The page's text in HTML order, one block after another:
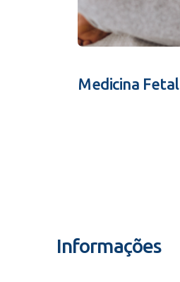
Medicina Fetal
Informações